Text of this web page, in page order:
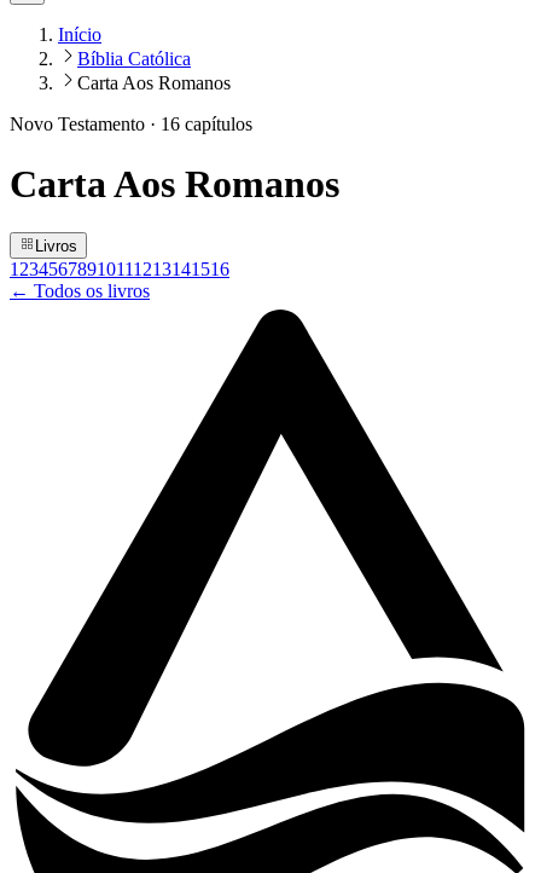
Início
Bíblia Católica
Carta Aos Romanos
Novo Testamento · 16 capítulos
Carta Aos Romanos
Livros
1 2345678910111213141516
← Todos os livros